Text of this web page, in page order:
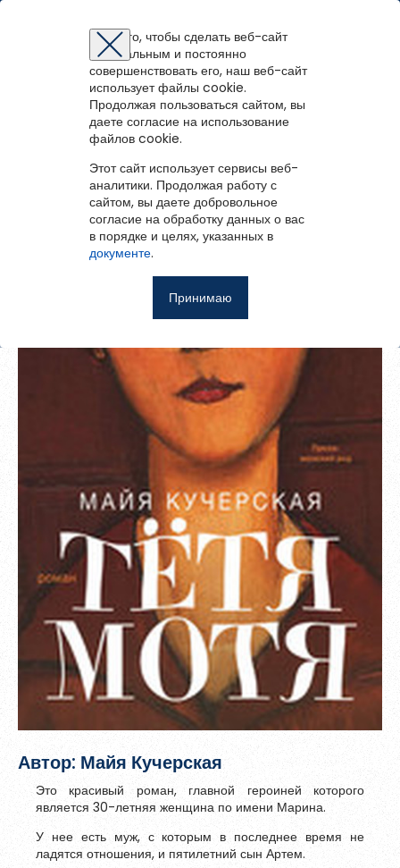
Вернуться назад
Тетя Мотя
Автор: Майя Кучерская
Это красивый роман, главной героиней которого
является 30-летняя женщина по имени Марина.
У нее есть муж, с которым в последнее время не
ладятся отношения, и пятилетний сын Артем.
Для того, чтобы сделать веб-сайт
оптимальным и постоянно
совершенствовать его, наш веб-сайт
использует файлы cookie.
Продолжая пользоваться сайтом, вы
даете согласие на использование
файлов cookie.
Этот сайт использует сервисы веб-
аналитики. Продолжая работу с
сайтом, вы даете добровольное
согласие на обработку данных о вас
в порядке и целях, указанных в
документе.
Принимаю
Перейти на портал
Авторизация
Для того чтобы получить доступ к полнотекстовым документам и
записям вебинаров необходимо авторизоваться.
Если у вас еще нет учетной записи,зарегистрируйтесь.
Запомнить меня
Восстановить пароль
Зарегистрироваться
Восстановление пароля
Восстановить пароль
Введите эл.почту, привязанную к профилю на портале. На
неё мы отправим ссылку для восстановления пароля.
Регистрация на портале
Зарегистрированные пользователи имеют доступ к
методическим рекомендациям, сценариям мероприятий,
библиографическим и другим полнотекстовым документам, а
также к записям вебинаров.
Пароль должен быть минимум 6 символов и содержать хотя
бы одну строчную букву, одну прописную букву, одну цифру
и один специальный символ.
Обновить
Ошибка регистрации.Перезагрузите
снова
Вы успешно зарегистрированы!
зарегистрироваться